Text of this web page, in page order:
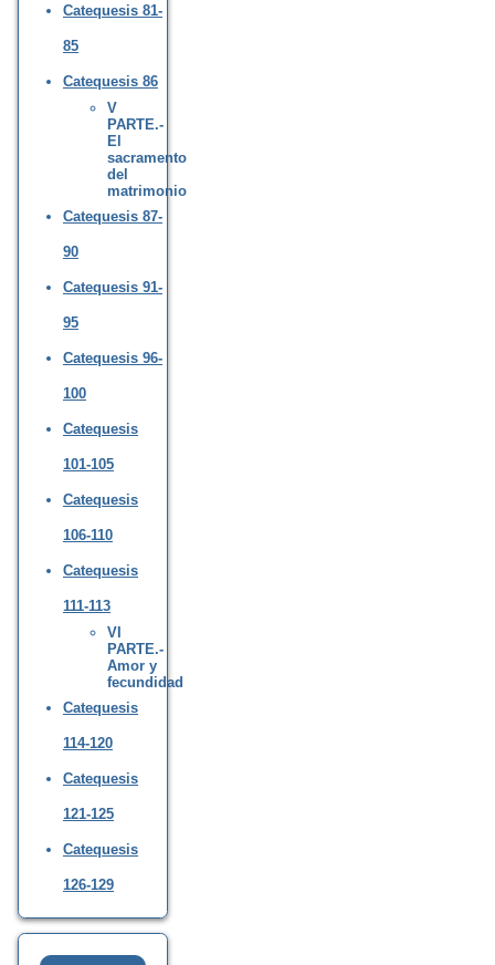
Catequesis 81-
85
Catequesis 86
V
PARTE.-
El
sacramento
del
matrimonio
Catequesis 87-
90
Catequesis 91-
95
Catequesis 96-
100
Catequesis
101-105
Catequesis
106-110
Catequesis
111-113
VI
PARTE.-
Amor y
fecundidad
Catequesis
114-120
Catequesis
121-125
Catequesis
126-129